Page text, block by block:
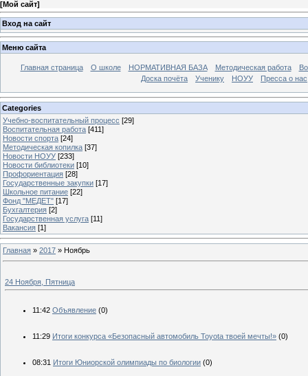
[Мой сайт]
Вход на сайт
Меню сайта
Главная страница О школе НОРМАТИВНАЯ БАЗА Методическая работа
Доска почёта
Ученику НОУУ Пресса о нас
Categories
Учебно-воспитательный процесс [29]
Воспитательная работа [411]
Новости спорта [24]
Методическая копилка [37]
Новости НОУУ [233]
Новости библиотеки [10]
Профориентация [28]
Государственные закупки [17]
Школьное питание [22]
Фонд "МЕДЕТ" [17]
Бухгалтерия [2]
Государственная услуга [11]
Вакансия [1]
Главная » 2017 » Ноябрь
24 Ноября, Пятница
11:42 Объявление (0)
11:29 Итоги конкурса «Безопасный автомобиль Toyota твоей мечты!» (0)
08:31 Итоги Юниорской олимпиады по биологии (0)